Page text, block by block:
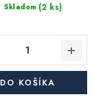
Skladom (2 ks)
DO KOŠÍKA